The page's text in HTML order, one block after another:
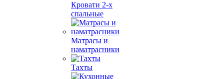
Кровати 2-х
спальные
Матрасы и
наматрасники
Тахты